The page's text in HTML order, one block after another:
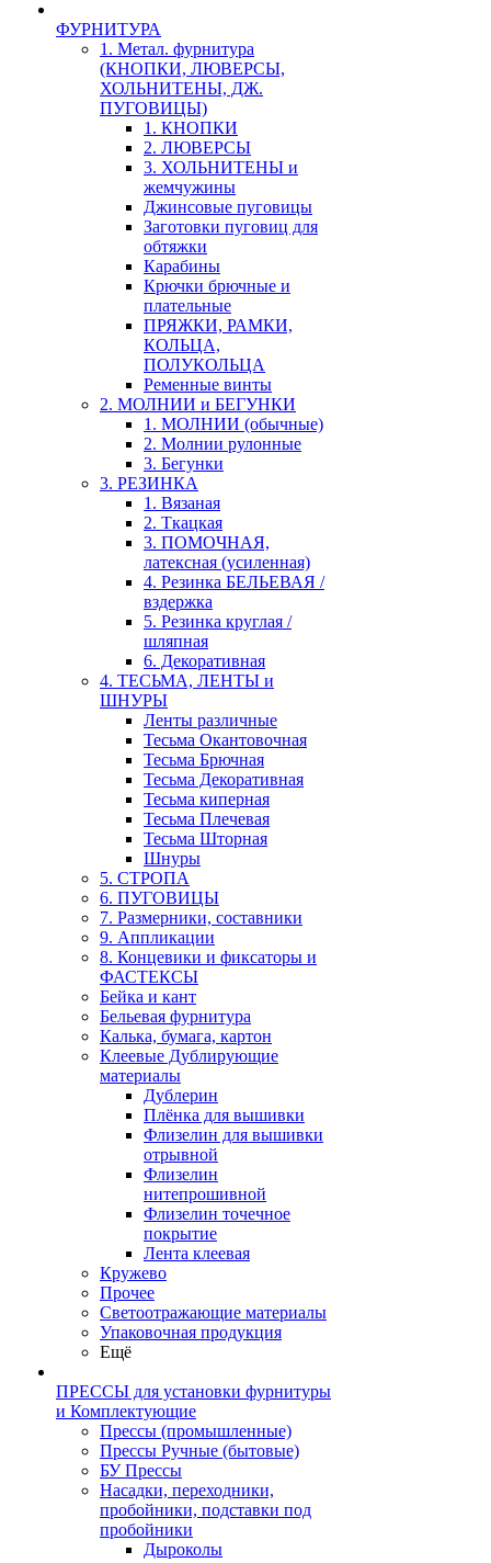
ФУРНИТУРА
1. Метал. фурнитура
(КНОПКИ, ЛЮВЕРСЫ,
ХОЛЬНИТЕНЫ, ДЖ.
ПУГОВИЦЫ)
1. КНОПКИ
2. ЛЮВЕРСЫ
3. ХОЛЬНИТЕНЫ и
жемчужины
Джинсовые пуговицы
Заготовки пуговиц для
обтяжки
Карабины
Крючки брючные и
плательные
ПРЯЖКИ, РАМКИ,
КОЛЬЦА,
ПОЛУКОЛЬЦА
Ременные винты
2. МОЛНИИ и БЕГУНКИ
1. МОЛНИИ (обычные)
2. Молнии рулонные
3. Бегунки
3. РЕЗИНКА
1. Вязаная
2. Ткацкая
3. ПОМОЧНАЯ,
латексная (усиленная)
4. Резинка БЕЛЬЕВАЯ /
вздержка
5. Резинка круглая /
шляпная
6. Декоративная
4. ТЕСЬМА, ЛЕНТЫ и
ШНУРЫ
Ленты различные
Тесьма Окантовочная
Тесьма Брючная
Тесьма Декоративная
Тесьма киперная
Тесьма Плечевая
Тесьма Шторная
Шнуры
5. СТРОПА
6. ПУГОВИЦЫ
7. Размерники, составники
9. Аппликации
8. Концевики и фиксаторы и
ФАСТЕКСЫ
Бейка и кант
Бельевая фурнитура
Калька, бумага, картон
Клеевые Дублирующие
материалы
Дублерин
Плёнка для вышивки
Флизелин для вышивки
отрывной
Флизелин
нитепрошивной
Флизелин точечное
покрытие
Лента клеевая
Кружево
Прочее
Светоотражающие материалы
Упаковочная продукция
Ещё
ПРЕССЫ для установки фурнитуры
и Комплектующие
Прессы (промышленные)
Прессы Ручные (бытовые)
БУ Прессы
Насадки, переходники,
пробойники, подставки под
пробойники
Дыроколы